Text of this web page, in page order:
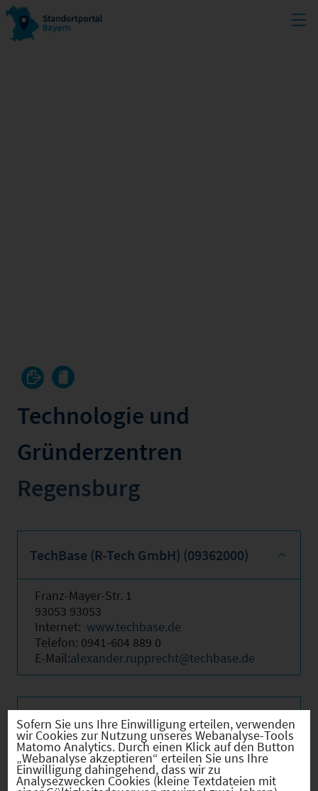
Technologie und
Gründerzentren
Regensburg
TechBase (R-Tech GmbH) (09362000)
Franz-Mayer-Str. 1
93053 93053
Internet: www.techbase.de
Telefon: 0941-604 889 0
E-Mail:alexander.rupprecht@techbase.de
Beschreibung
Die R-Tech GmbH ist ein Unternehmen der
Sofern Sie uns Ihre Einwilligung erteilen, verwenden
wir Cookies zur Nutzung unseres Webanalyse-Tools
Matomo Analytics. Durch einen Klick auf den Button
„Webanalyse akzeptieren“ erteilen Sie uns Ihre
Einwilligung dahingehend, dass wir zu
Analysezwecken Cookies (kleine Textdateien mit